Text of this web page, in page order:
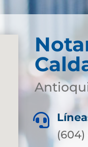

(604)